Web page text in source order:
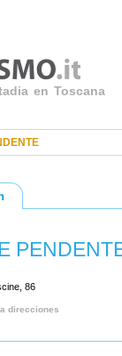
en Toscana
86
direcciones